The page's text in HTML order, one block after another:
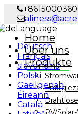
Language
Deutsch
Français
slovenčina
Polski
Gaeilgenah
Éireann
Català
Home
Über uns
Produkte